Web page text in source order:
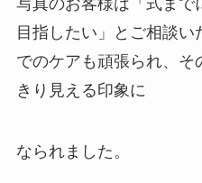
写真のお客様は「式まで
目指したい」とご相談
でのケアも頑張られ、そ
きり見える印象に
なられました。